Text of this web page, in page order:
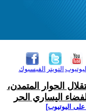
الفيسبوك التويتر
الحوار المتمدن،
اليساري الحر
اليوتيوب]